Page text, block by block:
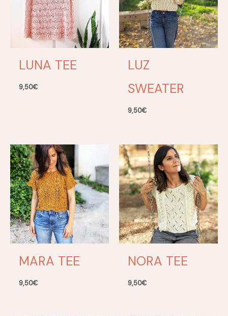
LUNA TEE
9,50€
LUZ
SWEATER
9,50€
MARA TEE
9,50€
NORA TEE
9,50€